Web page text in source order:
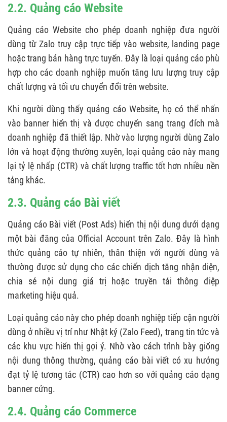
2.2. Quảng cáo Website
Quảng cáo Website cho phép doanh nghiệp đưa người
dùng từ Zalo truy cập trực tiếp vào website, landing page
hoặc trang bán hàng trực tuyến. Đây là loại quảng cáo phù
hợp cho các doanh nghiệp muốn tăng lưu lượng truy cập
chất lượng và tối ưu chuyển đổi trên website.
Khi người dùng thấy quảng cáo Website, họ có thể nhấn
vào banner hiển thị và được chuyển sang trang đích mà
doanh nghiệp đã thiết lập. Nhờ vào lượng người dùng Zalo
lớn và hoạt động thường xuyên, loại quảng cáo này mang
lại tỷ lệ nhấp (CTR) và chất lượng traffic tốt hơn nhiều nền
tảng khác.
2.3. Quảng cáo Bài viết
Quảng cáo Bài viết (Post Ads) hiển thị nội dung dưới dạng
một bài đăng của Official Account trên Zalo. Đây là hình
thức quảng cáo tự nhiên, thân thiện với người dùng và
thường được sử dụng cho các chiến dịch tăng nhận diện,
chia sẻ nội dung giá trị hoặc truyền tải thông điệp
marketing hiệu quả.
Loại quảng cáo này cho phép doanh nghiệp tiếp cận người
dùng ở nhiều vị trí như Nhật ký (Zalo Feed), trang tin tức và
các khu vực hiển thị gợi ý. Nhờ vào cách trình bày giống
nội dung thông thường, quảng cáo bài viết có xu hướng
đạt tỷ lệ tương tác (CTR) cao hơn so với quảng cáo dạng
banner cứng.
2.4. Quảng cáo Commerce